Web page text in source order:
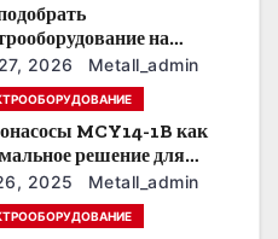
на
под тяжелые
эксплуатации
2026 Metall_admin
MCY14-1B как
решение для
гидросистем
2025 Metall_admin